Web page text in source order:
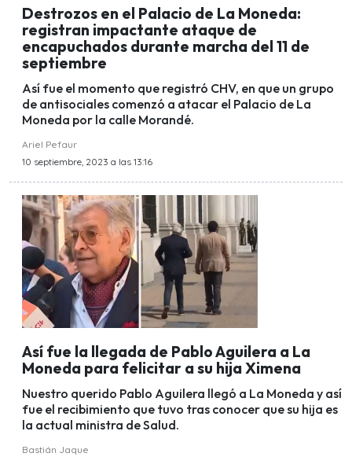
Destrozos en el Palacio de La Moneda:
registran impactante ataque de
encapuchados durante marcha del 11 de
septiembre
Así fue el momento que registró CHV, en que un grupo
de antisociales comenzó a atacar el Palacio de La
Moneda por la calle Morandé.
Ariel Pefaur
10 septiembre, 2023 a las 13:16
Así fue la llegada de Pablo Aguilera a La
Moneda para felicitar a su hija Ximena
Nuestro querido Pablo Aguilera llegó a La Moneda y así
fue el recibimiento que tuvo tras conocer que su hija es
la actual ministra de Salud.
Bastián Jaque